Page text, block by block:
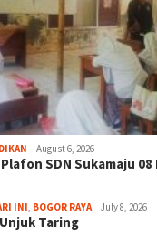
August 6, 2026
SDN Sukamaju
INI, BOGOR RAYA July 8, 2026
Taring